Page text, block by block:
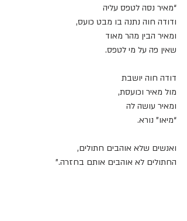
“מאיר נסה לטפס עליה
ודודה חוה נתנה בו מבט כועס,
ומאיר הבין מהר מאוד
שאין פה על מי לטפס.
דודה חוה יושבת
מול מאיר וכועסת,
ומאיר עושה לה
“מיאו” נורא.
ואנשים שלא אוהבים חתולים,
החתולים לא אוהבים אותם בחזרה.”